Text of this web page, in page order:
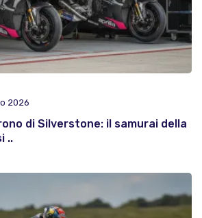
2026
di Silverstone: il samurai della
..